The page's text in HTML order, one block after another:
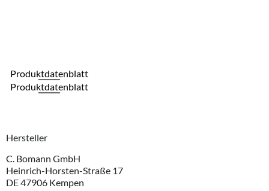
Produktdatenblatt
Produktdatenblatt
Hersteller
C. Bomann GmbH
Heinrich-Horsten-Straße 17
DE 47906 Kempen